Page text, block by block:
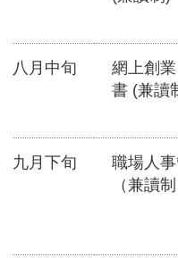
八月中旬
網上創
書 (兼讀
九月下旬
職場人
（兼讀制